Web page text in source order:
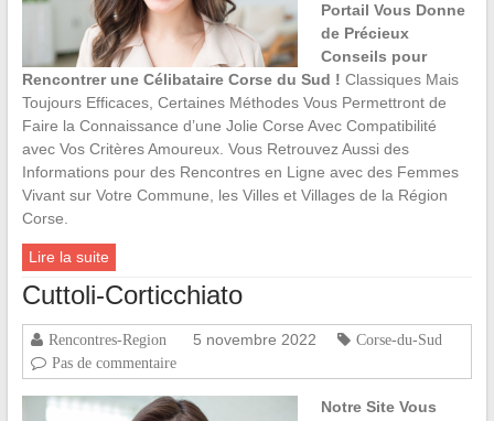
Portail Vous Donne
de Précieux
Conseils pour
Rencontrer une Célibataire Corse du Sud ! Classiques Mais
Toujours Efficaces, Certaines Méthodes Vous Permettront de
Faire la Connaissance d’une Jolie Corse Avec Compatibilité
avec Vos Critères Amoureux. Vous Retrouvez Aussi des
Informations pour des Rencontres en Ligne avec des Femmes
Vivant sur Votre Commune, les Villes et Villages de la Région
Corse.
Lire la suite
Cuttoli-Corticchiato
Rencontres-Region 5 novembre 2022
Corse-du-Sud
Pas de commentaire
Notre Site Vous